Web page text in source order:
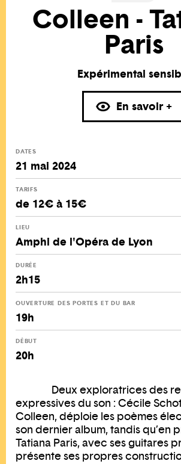
Colleen -
Paris
Expérimental
En savoir +
DATES
21 mai 2024
TARIFS
de 12€ à 15€
LIEU
Amphi de l'Opéra de Lyon
DURÉE
2h15
OUVERTURE DES PORTES ET DU BAR
19h
DÉBUT
20h
Deux exploratrices des
expressives du son : Cécile
Colleen, déploie les poèmes
son dernier album, tandis qu’en
Tatiana Paris, avec ses guitares
présente ses propres